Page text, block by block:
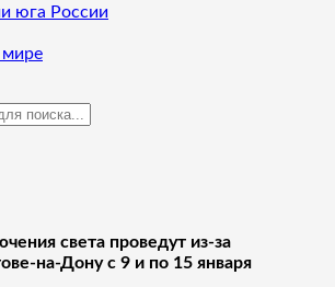
юга России
мире
света проведут из-за
на-Дону с 9 и по 15 января